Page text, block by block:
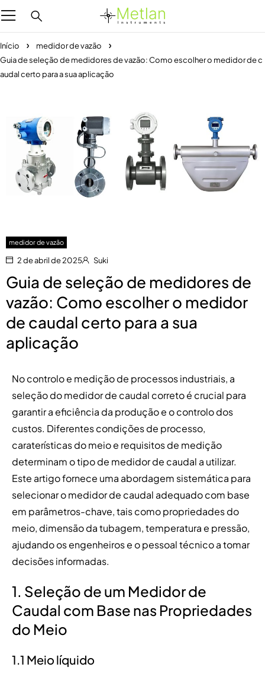
Início
medidor de vazão
Guia de seleção de medidores de vazão: Como escolher o medidor de c
audal certo para a sua aplicação
medidor de vazão
2 de abril de 2025 Suki
Guia de seleção de medidores de
vazão: Como escolher o medidor
de caudal certo para a sua
aplicação
No controlo e medição de processos industriais, a
seleção do medidor de caudal correto é crucial para
garantir a eficiência da produção e o controlo dos
custos. Diferentes condições de processo,
caraterísticas do meio e requisitos de medição
determinam o tipo de medidor de caudal a utilizar.
Este artigo fornece uma abordagem sistemática para
selecionar o medidor de caudal adequado com base
em parâmetros-chave, tais como propriedades do
meio, dimensão da tubagem, temperatura e pressão,
ajudando os engenheiros e o pessoal técnico a tomar
decisões informadas.
1. Seleção de um Medidor de
Caudal com Base nas Propriedades
do Meio
1.1 Meio líquido